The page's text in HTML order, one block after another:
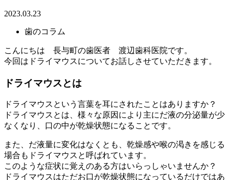
2023.03.23
歯のコラム
こんにちは 長与町の歯医者 渡辺歯科医院です。
今回はドライマウスについてお話しさせていただきます。
ドライマウスとは
ドライマウスという言葉を耳にされたことはありますか？
ドライマウスとは、様々な原因により主にだ液の分泌量が少
なくなり、口の中が乾燥状態になることです。
また、だ液量に変化はなくとも、乾燥感や喉の渇きを感じる
場合もドライマウスと呼ばれています。
このような症状に覚えのある方はいらっしゃいませんか？
ドライマウスはただお口が乾燥状態になっているだけではあ